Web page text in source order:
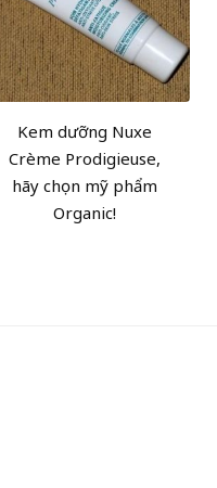
Kem dưỡng Nuxe
Crème Prodigieuse,
hãy chọn mỹ phẩm
Organic!